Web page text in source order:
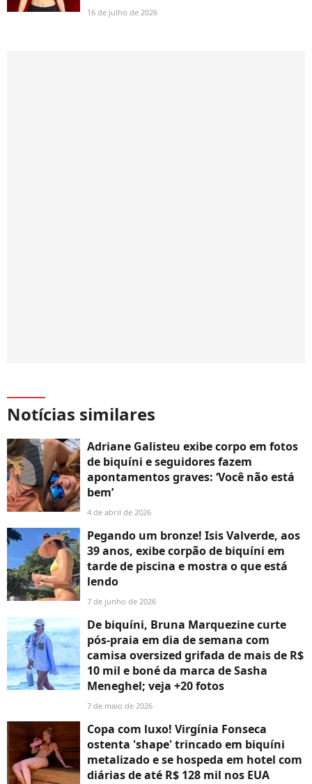
16 de julho de 2026
Notícias similares
Adriane Galisteu exibe corpo em fotos
de biquíni e seguidores fazem
apontamentos graves: ‘Você não está
bem’
4 de abril de 2026
Pegando um bronze! Isis Valverde, aos
39 anos, exibe corpão de biquíni em
tarde de piscina e mostra o que está
lendo
7 de junho de 2026
De biquíni, Bruna Marquezine curte
pós-praia em dia de semana com
camisa oversized grifada de mais de R$
10 mil e boné da marca de Sasha
Meneghel; veja +20 fotos
7 de maio de 2026
Copa com luxo! Virgínia Fonseca
ostenta 'shape' trincado em biquíni
metalizado e se hospeda em hotel com
diárias de até R$ 128 mil nos EUA